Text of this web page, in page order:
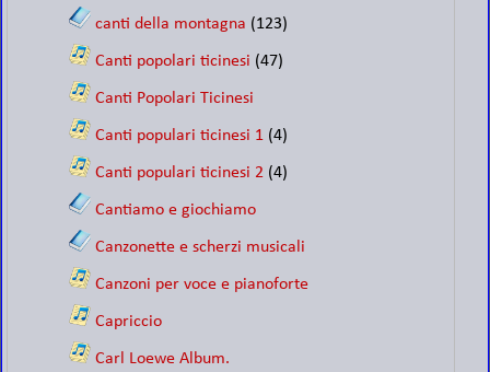
canti della montagna (123)
Canti popolari ticinesi (47)
Canti Popolari Ticinesi
Canti populari ticinesi 1 (4)
Canti populari ticinesi 2 (4)
Cantiamo e giochiamo
Canzonette e scherzi musicali
Canzoni per voce e pianoforte
Capriccio
Carl Loewe Album.